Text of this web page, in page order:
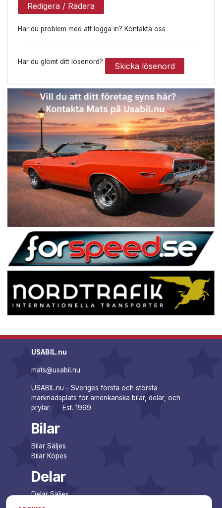
Redigera / Radera
Har du problem med att logga in? Kontakta oss
Har du glömt ditt lösenord? Skicka lösenord
USABIL.nu
mats@usabil.nu
USABIL.nu - Sveriges första och största
marknadsplats för amerikanska bilar, delar, och
prylar. Est. 1999
Bilar
Bilar Säljes
Bilar Köpes
Delar
Delar Säljes